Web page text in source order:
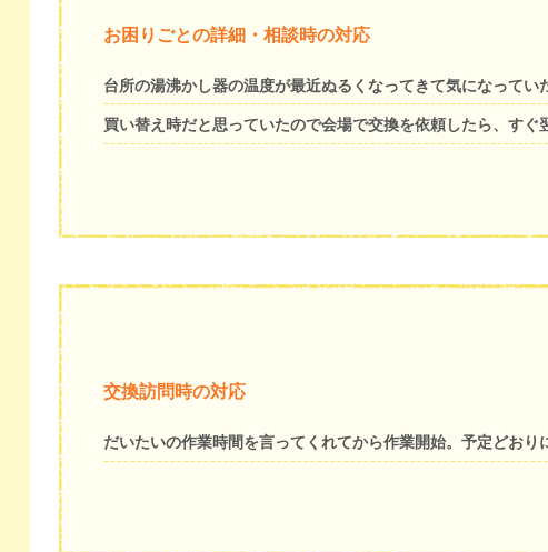
お困りごとの詳細・相談時の対応
台所の湯沸かし器の温度が最近ぬるくなってきて気になって
買い替え時だと思っていたので会場で交換を依頼したら、す
交換訪問時の対応
だいたいの作業時間を言ってくれてから作業開始。予定どお